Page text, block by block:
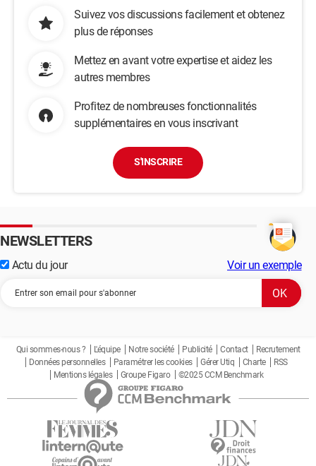
Suivez vos discussions facilement et obtenez
plus de réponses
Mettez en avant votre expertise et aidez les
autres membres
Profitez de nombreuses fonctionnalités
supplémentaires en vous inscrivant
S'INSCRIRE
NEWSLETTERS
Actu du jour Voir un exemple
Qui sommes-nous ? L'équipe Notre société Publicité Contact
Recrutement
Données personnelles
Paramétrer les cookies Gérer Utiq Charte
RSS
Mentions légales
Groupe Figaro ©2025 CCM Benchmark